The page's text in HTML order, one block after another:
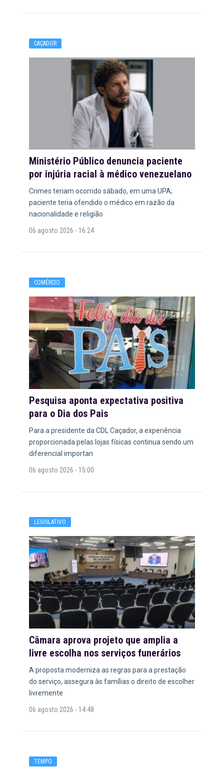
CAÇADOR
Ministério Público denuncia paciente
por injúria racial à médico venezuelano
Crimes teriam ocorrido sábado, em uma UPA;
paciente teria ofendido o médico em razão da
nacionalidade e religião
06 agosto 2026 - 16:24
COMÉRCIO
Pesquisa aponta expectativa positiva
para o Dia dos Pais
Para a presidente da CDL Caçador, a experiência
proporcionada pelas lojas físicas continua sendo um
diferencial importan
06 agosto 2026 - 15:00
LEGISLATIVO
Câmara aprova projeto que amplia a
livre escolha nos serviços funerários
A proposta moderniza as regras para a prestação
do serviço, assegura às famílias o direito de escolher
livremente
06 agosto 2026 - 14:48
TEMPO